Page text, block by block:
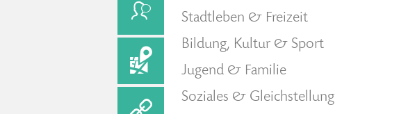
Stadtleben & Freizeit
Bildung, Kultur & Sport
Jugend & Familie
Soziales & Gleichstellung